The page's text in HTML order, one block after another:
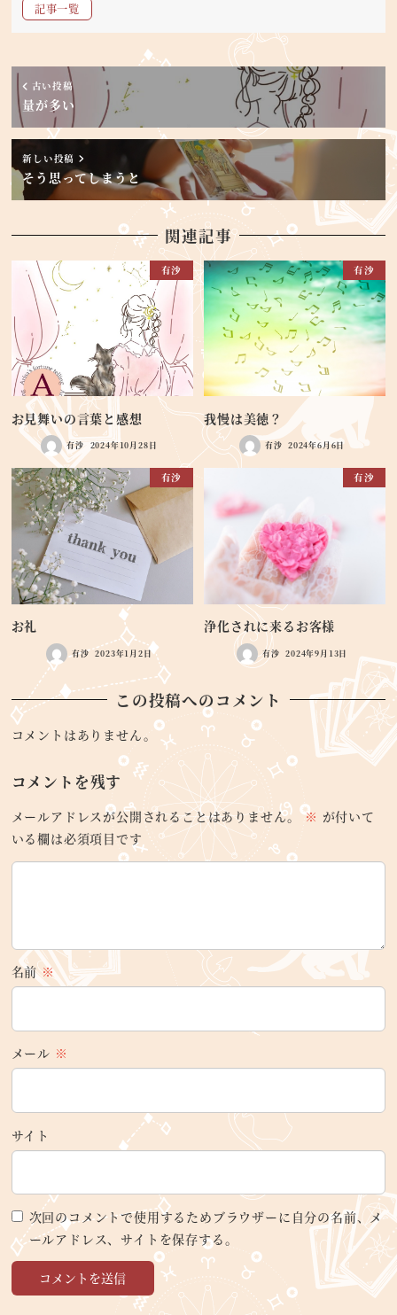
記事一覧
古い投稿
量が多い
新しい投稿
そう思ってしまうと
関連記事
有沙
お見舞いの言葉と感想
有沙 2024年10月28日
有沙
我慢は美徳？
有沙 2024年6月6日
有沙
お礼
有沙 2023年1月2日
有沙
浄化されに来るお客様
有沙 2024年9月13日
この投稿へのコメント
コメントはありません。
コメントを残す
メールアドレスが公開されることはありません。 ※ が付いて
いる欄は必須項目です
名前※
メール ※
サイト
次回のコメントで使用するためブラウザーに自分の名前、メ
ールアドレス、サイトを保存する。